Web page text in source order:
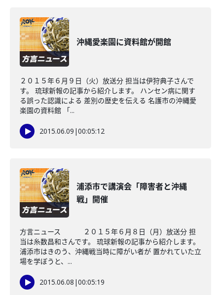
沖縄愛楽園に資料館が開館
２０１５年６月９日（火）放送分 担当は伊狩典子さんで
す。 琉球新報の記事から紹介します。 ハンセン病に関す
る誤った認識による 差別の歴史を伝える 名護市の沖縄愛
楽園の資料館 「...
2015.06.09 |00:05:12
浦添市で講演会「障害者と沖縄
戦」開催
方言ニュース ２０１５年６月８日（月）放送分 担
当は糸数昌和さんです。 琉球新報の記事から紹介します。
浦添市はきのう、沖縄戦当時に障がい者が 置かれていた立
場を学ぼうと、...
2015.06.08 |00:05:19